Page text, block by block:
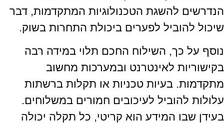
הנדרשים להשגת הטכנולוגיות המתקדמות, דבר
שיכול להוביל לפערים ביכולת התחרות בשוק.
נוסף על כך, השילוח החכם תלוי במידה רבה
בקישוריות לאינטרנט ובמערכות מחשוב
מתקדמות. בעיות טכניות או תקלות ברשתות
עלולות להוביל לעיכובים חמורים במשלוחים.
בעידן שבו המידע הוא קריטי, כל תקלה יכולה